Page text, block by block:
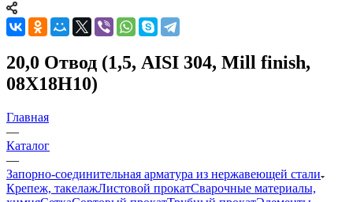
20,0 Отвод (1,5, AISI 304, Mill finish,
08Х18Н10)
Главная
—
Каталог
—
Запорно-соединительная арматура из нержавеющей стали
Крепеж, такелажЛистовой прокатСварочные материалы,